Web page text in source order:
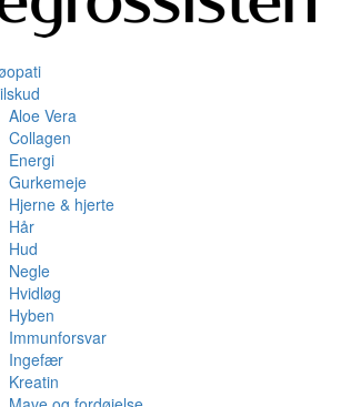
Aloe Vera
Collagen
Energi
Gurkemeje
Hjerne & hjerte
Hår
Hud
Negle
Hvidløg
Hyben
Immunforsvar
Ingefær
Kreatin